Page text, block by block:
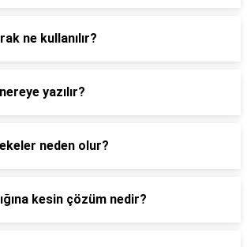
ne kullanılır?
yazılır?
neden olur?
kesin çözüm nedir?